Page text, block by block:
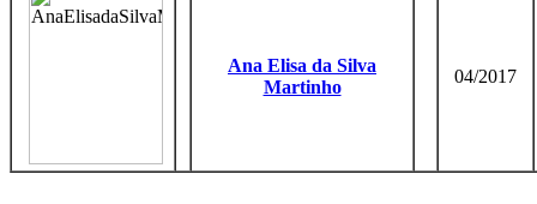
Ana Elisa da Silva
Martinho
04/2017